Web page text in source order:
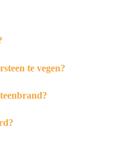
te vegen?